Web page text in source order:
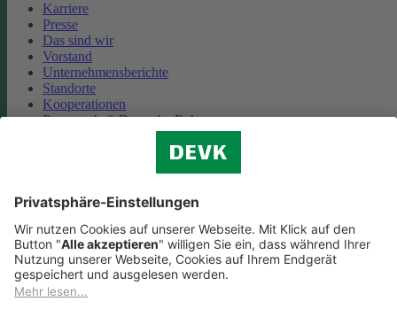
Karriere
Presse
Das sind wir
Vorstand
Unternehmensberichte
Standorte
Kooperationen
Partnerschaft Deutsche Bahn
Cookie-Einstellungen
Datenschutz
Impressum